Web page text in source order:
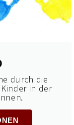
durch die
in der